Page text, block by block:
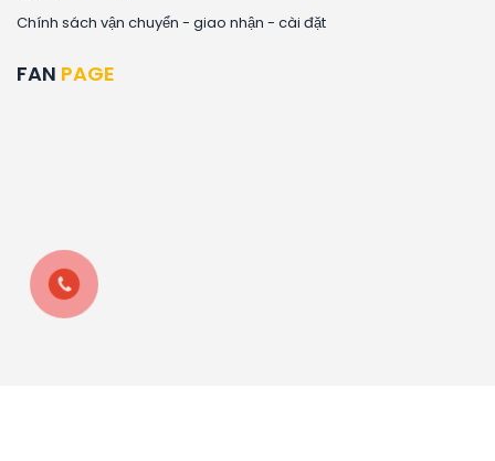
Chính sách vận chuyển - giao nhận - cài đặt
FAN PAGE